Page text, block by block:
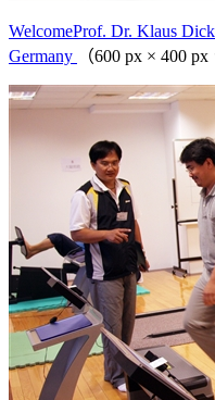
WelcomeProf. Dr. Klaus
Germany
（600 px × 400